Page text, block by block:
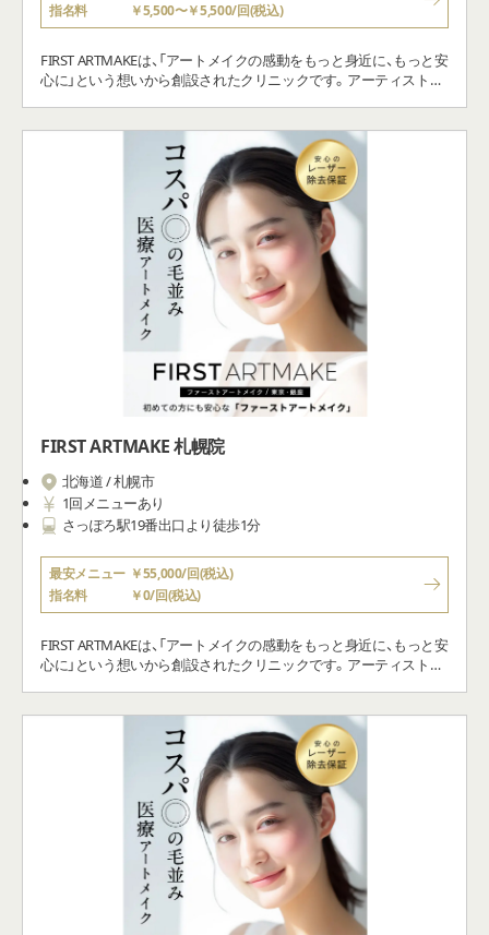
指名料
￥5,500〜￥5,500/回(税込)
FIRST ARTMAKEは、「アートメイクの感動をもっと身近に、もっと安
心に」という想いから創設されたクリニックです。アーティストが
FIRST ARTMAKE 札幌院
北海道 / 札幌市
1回メニューあり
さっぽろ駅19番出⼝より徒歩1分
最安メニュー ￥55,000/回(税込)
指名料
￥0/回(税込)
FIRST ARTMAKEは、「アートメイクの感動をもっと身近に、もっと安
心に」という想いから創設されたクリニックです。アーティストが